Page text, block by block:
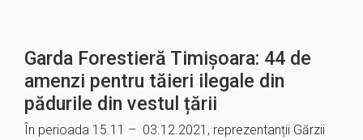
Garda Forestieră Timișoara: 44 de
amenzi pentru tăieri ilegale din
pădurile din vestul țării
În perioada 15.11 – 03.12.2021, reprezentanții Gărzii